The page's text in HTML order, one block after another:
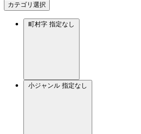
カテゴリ選択
町村字 指定なし
小ジャンル 指定なし